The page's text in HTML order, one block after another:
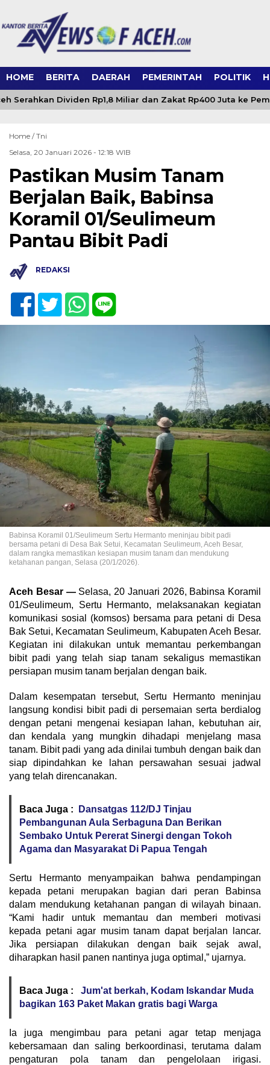
HOME BERITA DAERAH PEMERINTAH POLITIK
Serahkan Dividen Rp1,8 Miliar dan Zakat Rp400 Juta ke
Home /Tni
Selasa, 20 Januari 2026 - 12:18 WIB
Pastikan Musim Tanam
Berjalan Baik, Babinsa
Koramil 01/Seulimeum
Pantau Bibit Padi
REDAKSI
Babinsa Koramil 01/Seulimeum Sertu Hermanto meninjau bibit padi
bersama petani di Desa Bak Setui, Kecamatan Seulimeum, Aceh Besar,
dalam rangka memastikan kesiapan musim tanam dan mendukung
ketahanan pangan, Selasa (20/1/2026).
Aceh Besar —Selasa, 20 Januari 2026, Babinsa Koramil
01/Seulimeum, Sertu Hermanto, melaksanakan kegiatan
komunikasi sosial (komsos) bersama para petani di Desa
Bak Setui, Kecamatan Seulimeum, Kabupaten Aceh Besar.
Kegiatan ini dilakukan untuk memantau perkembangan
bibit padi yang telah siap tanam sekaligus memastikan
persiapan musim tanam berjalan dengan baik.
Dalam kesempatan tersebut, Sertu Hermanto meninjau
langsung kondisi bibit padi di persemaian serta berdialog
dengan petani mengenai kesiapan lahan, kebutuhan air,
dan kendala yang mungkin dihadapi menjelang masa
tanam. Bibit padi yang ada dinilai tumbuh dengan baik dan
siap dipindahkan ke lahan persawahan sesuai jadwal
yang telah direncanakan.
Baca Juga :
Dansatgas 112/DJ Tinjau
Pembangunan Aula Serbaguna Dan Berikan
Sembako Untuk Pererat Sinergi dengan Tokoh
Agama dan Masyarakat Di Papua Tengah
Sertu Hermanto menyampaikan bahwa pendampingan
kepada petani merupakan bagian dari peran Babinsa
dalam mendukung ketahanan pangan di wilayah binaan.
“Kami hadir untuk memantau dan memberi motivasi
kepada petani agar musim tanam dapat berjalan lancar.
Jika persiapan dilakukan dengan baik sejak awal,
diharapkan hasil panen nantinya juga optimal,” ujarnya.
Baca Juga :
Jum'at berkah, Kodam Iskandar Muda
bagikan 163 Paket Makan gratis bagi Warga
Ia juga mengimbau para petani agar tetap menjaga
kebersamaan dan saling berkoordinasi, terutama dalam
pengaturan pola tanam dan pengelolaan irigasi.